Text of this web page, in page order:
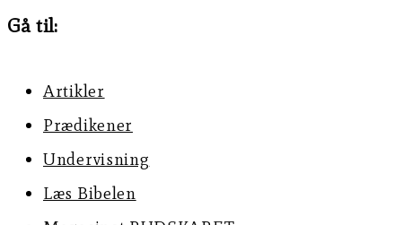
Gå til:
Artikler
Prædikener
Undervisning
Læs Bibelen